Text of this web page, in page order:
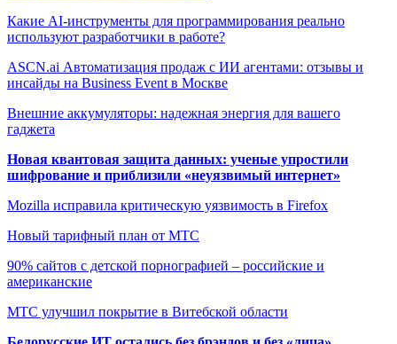
Какие AI-инструменты для программирования реально
используют разработчики в работе?
ASCN.ai Автоматизация продаж с ИИ агентами: отзывы и
инсайды на Business Event в Москве
Внешние аккумуляторы: надежная энергия для вашего
гаджета
Новая квантовая защита данных: ученые упростили
шифрование и приблизили «неуязвимый интернет»
Mozilla исправила критическую уязвимость в Firefox
Новый тарифный план от МТС
90% сайтов с детской порнографией – российские и
американские
МТС улучшил покрытие в Витебской области